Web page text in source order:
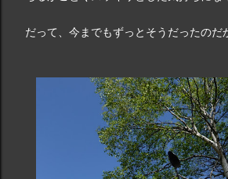
だって、今までもずっとそうだったのだ